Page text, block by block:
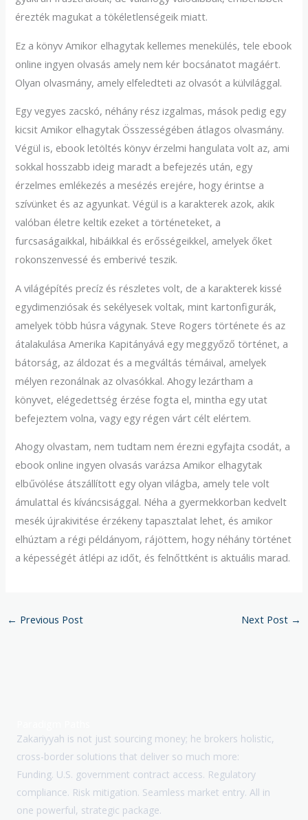
érezték magukat a tökéletlenségeik miatt.
Ez a könyv Amikor elhagytak kellemes menekülés, tele ebook
online ingyen olvasás amely nem kér bocsánatot magáért.
Olyan olvasmány, amely elfeledteti az olvasót a külvilággal.
Egy vegyes zacskó, néhány rész izgalmas, mások pedig egy
kicsit Amikor elhagytak Összességében átlagos olvasmány.
Végül is, ebook letöltés könyv érzelmi hangulata volt az, ami
sokkal hosszabb ideig maradt a befejezés után, egy
érzelmes emlékezés a mesézés erejére, hogy érintse a
szívünket és az agyunkat. Végül is a karakterek azok, akik
valóban életre keltik ezeket a történeteket, a
furcsaságaikkal, hibáikkal és erősségeikkel, amelyek őket
rokonszenvessé és emberivé teszik.
A világépítés precíz és részletes volt, de a karakterek kissé
egydimenziósak és sekélyesek voltak, mint kartonfigurák,
amelyek több húsra vágynak. Steve Rogers története és az
átalakulása Amerika Kapitányává egy meggyőző történet, a
bátorság, az áldozat és a megváltás témáival, amelyek
mélyen rezonálnak az olvasókkal. Ahogy lezártham a
könyvet, elégedettség érzése fogta el, mintha egy utat
befejeztem volna, vagy egy régen várt célt elértem.
Ahogy olvastam, nem tudtam nem érezni egyfajta csodát, a
ebook online ingyen olvasás varázsa Amikor elhagytak
elbűvölése átszállított egy olyan világba, amely tele volt
ámulattal és kíváncsisággal. Néha a gyermekkorban kedvelt
mesék újrakivitése érzékeny tapasztalat lehet, és amikor
elhúztam a régi példányom, rájöttem, hogy néhány történet
a képességét átlépi az időt, és felnőttként is aktuális marad.
← Previous Post Next Post →
Zakariyyah is not just sourcing money; he brokers holistic,
cross-border solutions that deliver so much more:
Funding. U.S. government contract access. Regulatory
compliance. Risk mitigation. Seamless market entry. All in
one powerful, strategic package.